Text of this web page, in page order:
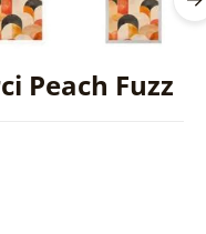
Peach Fuzz